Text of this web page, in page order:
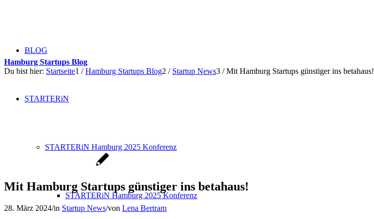
BLOG
STARTERiN
STARTERiN Hamburg 2025 Konferenz
STARTERiN Hamburg 2025 Konferenz
Hamburg Startups Blog
Du bist hier: Startseite1 / Hamburg Startups Blog2 / Startup News3 / Mit Hamburg Startups günstiger ins betahaus!
Mit Hamburg Startups günstiger ins betahaus!
28. März 2024/in Startup News/von Lena Bertram